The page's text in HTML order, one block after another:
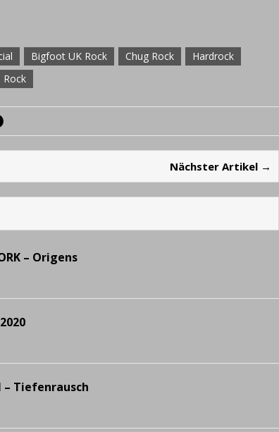
Bigfoot UK Rock Chug Rock
Hardrock
Rock
Nächster Artikel →
– Origens
– Tiefenrausch